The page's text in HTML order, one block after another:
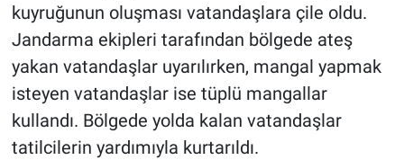
kuyruğunun oluşması vatandaşlara çile oldu.
Jandarma ekipleri tarafından bölgede ateş
yakan vatandaşlar uyarılırken, mangal yapmak
isteyen vatandaşlar ise tüplü mangallar
kullandı. Bölgede yolda kalan vatandaşlar
tatilcilerin yardımıyla kurtarıldı.